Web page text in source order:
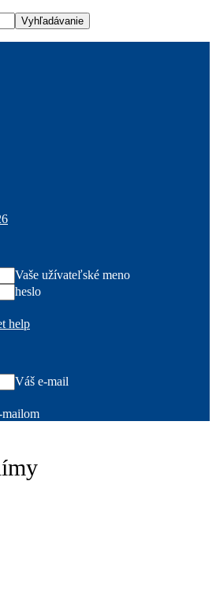
Vaše užívateľské meno
heslo
help
Váš e-mail
mailom